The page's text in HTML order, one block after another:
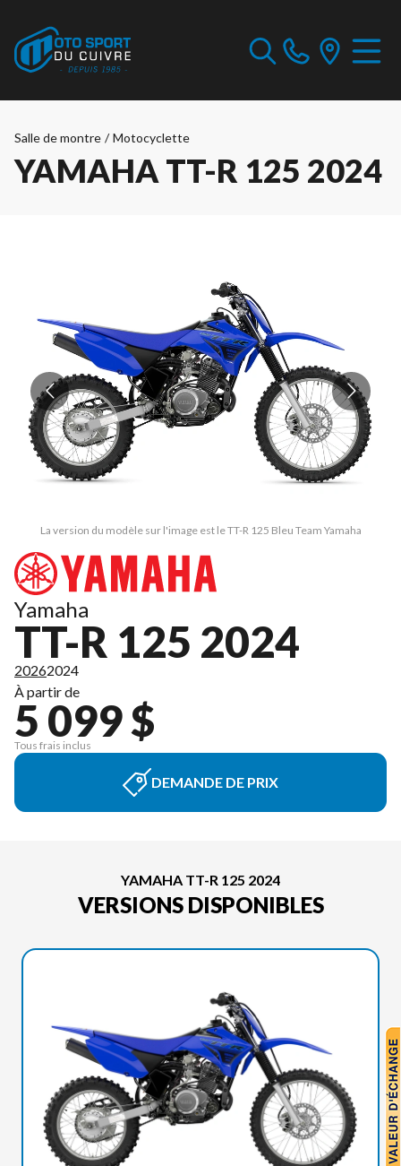
Salle de montre / Motocyclette
YAMAHA TT-R 125 2024
La version du modèle sur l'image est le TT-R 125 Bleu Team Yamaha
Yamaha
TT-R 125 2024
20262024
À partir de
5 099 $
Tous frais inclus
DEMANDE DE PRIX
YAMAHA TT-R 125 2024
VERSIONS DISPONIBLES